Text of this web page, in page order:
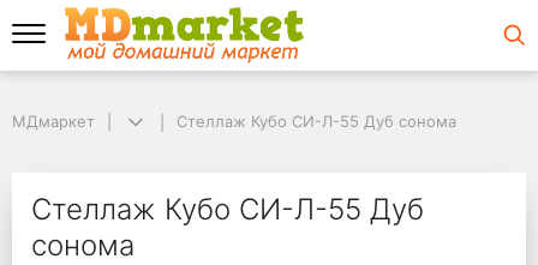
Стеллаж Кубо СИ-Л-55 Дуб сонома
МДмаркет Стеллаж Кубо СИ-Л-55 Дуб сонома
Стеллаж Кубо СИ-Л-55 Дуб
сонома